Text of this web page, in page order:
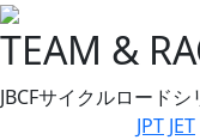
TEAM &
JBCFサイクルロード
JPT JET